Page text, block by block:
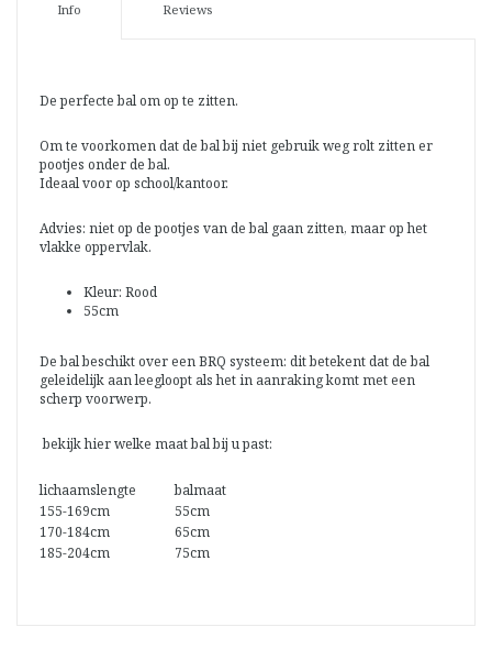
Info Reviews
De perfecte bal om op te zitten.
Om te voorkomen dat de bal bij niet gebruik weg rolt zitten er
pootjes onder de bal.
Ideaal voor op school/kantoor.
Advies: niet op de pootjes van de bal gaan zitten, maar op het
vlakke oppervlak.
Kleur: Rood
55cm
De bal beschikt over een BRQ systeem: dit betekent dat de bal
geleidelijk aan leegloopt als het in aanraking komt met een
scherp voorwerp.
bekijk hier welke maat bal bij u past:
lichaamslengte
balmaat
155-169cm
55cm
170-184cm
65cm
185-204cm
75cm